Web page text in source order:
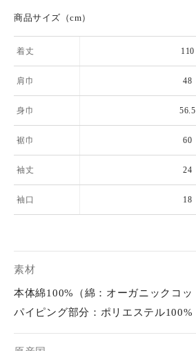
商品サイズ（cm）
着丈 110
肩巾 48
身巾 56.5
裾巾 60
袖丈 24
袖口 18
素材
本体綿100%（綿：オーガニックコッ
パイピング部分：ポリエステル100%